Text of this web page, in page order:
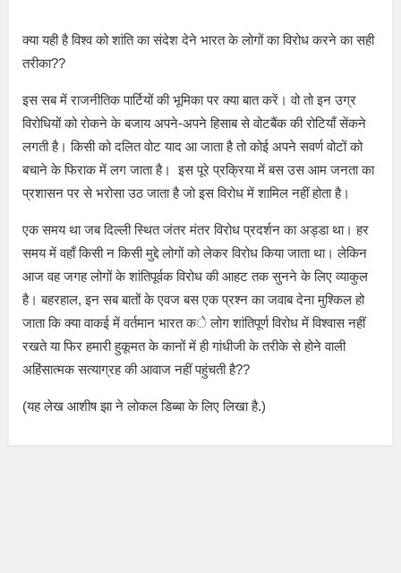
क्या यही है विश्व को शांति का संदेश देने भारत के लोगों का विरोध करने का सही
तरीका??
इस सब में राजनीतिक पार्टियों की भूमिका पर क्या बात करें। वो तो इन उग्र
विरोधियों को रोकने के बजाय अपने-अपने हिसाब से वोटबैंक की रोटियाँ सेंकने
लगती है। किसी को दलित वोट याद आ जाता है तो कोई अपने सवर्ण वोटों को
बचाने के फिराक में लग जाता है। इस पूरे प्रक्रिया में बस उस आम जनता का
प्रशासन पर से भरोसा उठ जाता है जो इस विरोध में शामिल नहीं होता है।
एक समय था जब दिल्ली स्थित जंतर मंतर विरोध प्रदर्शन का अड्डा था। हर
समय में वहाँ किसी न किसी मुद्दे लोगों को लेकर विरोध किया जाता था। लेकिन
आज वह जगह लोगों के शांतिपूर्वक विरोध की आहट तक सुनने के लिए व्याकुल
है। बहरहाल, इन सब बातों के एवज बस एक प्रश्न का जवाब देना मुश्किल हो
जाता कि क्या वाकई में वर्तमान भारत के लोग शांतिपूर्ण विरोध में विश्वास नहीं
रखते या फिर हमारी हुकूमत के कानों में ही गांधीजी के तरीके से होने वाली
अहिंसात्मक सत्याग्रह की आवाज नहीं पहुंचती है??
(यह लेख आशीष झा ने लोकल डिब्बा के लिए लिखा है.)